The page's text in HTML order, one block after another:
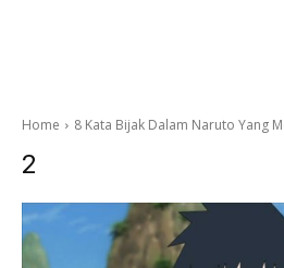
Home 8 Kata Bijak Dalam Naruto Yang
2